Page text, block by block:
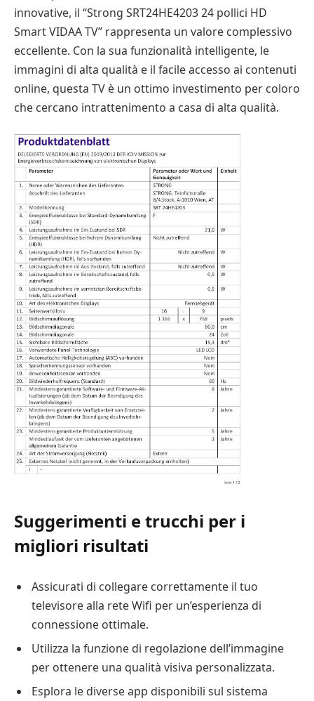
innovative, il “Strong SRT24HE4203 24 pollici HD
Smart VIDAA TV” rappresenta un valore complessivo
eccellente. Con la sua funzionalità intelligente, le
immagini di alta qualità e il facile accesso ai contenuti
online, questa TV è un ottimo investimento per coloro
che cercano intrattenimento a casa di alta qualità.
Suggerimenti e trucchi per i
migliori risultati
Assicurati di collegare correttamente il tuo
televisore alla rete Wifi per un’esperienza di
connessione ottimale.
Utilizza la funzione di regolazione dell’immagine
per ottenere una qualità visiva personalizzata.
Esplora le diverse app disponibili sul sistema